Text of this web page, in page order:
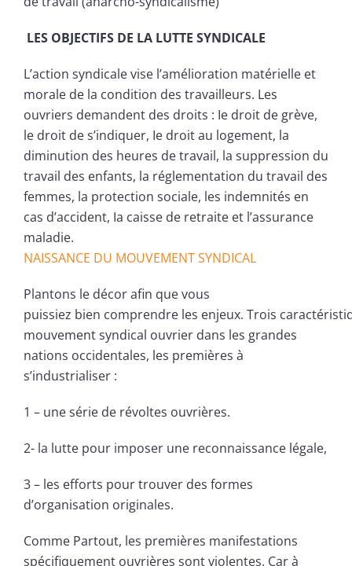
LES OBJECTIFS DE LA LUTTE SYNDICALE
L’action syndicale vise l’amélioration matérielle et
morale de la condition des travailleurs. Les
ouvriers demandent des droits : Ie droit de grève,
le droit de s’indiquer, Ie droit au logement, la
diminution des heures de travail, la suppression du
travail des enfants, la réglementation du travail des
femmes, la protection sociale, les indemnités en
cas d’accident, Ia caisse de retraite et l’assurance
maladie.
NAISSANCE DU MOUVEMENT SYNDICAL
Plantons le décor afin que vous
puissiez bien comprendre les enjeux. Trois
mouvement syndical ouvrier dans les grandes
nations occidentales, les premières à
s’industrialiser :
1 – une série de révoltes ouvrières.
2- la lutte pour imposer une reconnaissance légale,
3 – les efforts pour trouver des formes
d’organisation originales.
Comme Partout, les premières manifestations
spécifiquement ouvrières sont violentes. Car à